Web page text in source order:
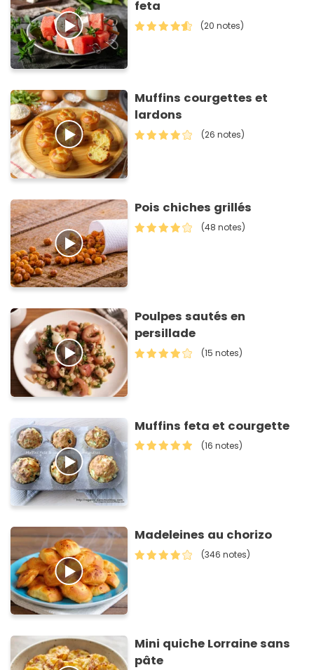
feta
(20 notes)
Muffins courgettes et
lardons
(26 notes)
Pois chiches grillés
(48 notes)
Poulpes sautés en
persillade
(15 notes)
Muffins feta et courgette
(16 notes)
Madeleines au chorizo
(346 notes)
Mini quiche Lorraine sans
pâte